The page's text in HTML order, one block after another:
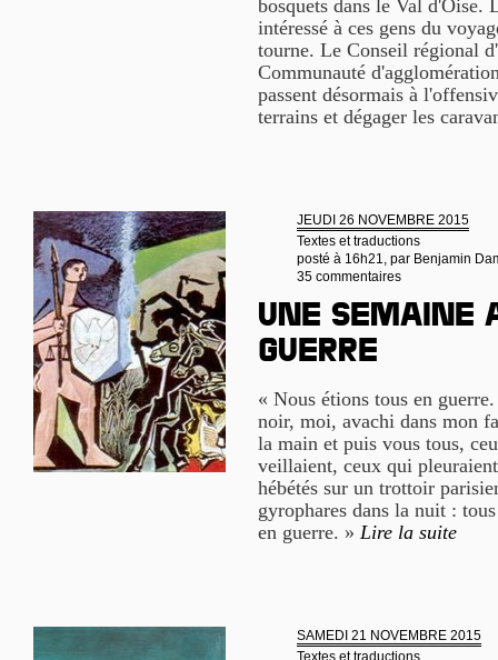
bosquets dans le Val d'Oise.
intéressé à ces gens du
tourne. Le Conseil régional
Communauté
passent désormais à
terrains et dégager les
JEUDI 26 NOVEMBRE 2015
Textes et traductions
posté à 16h21, par Benjamin
35 commentaires
Une semaine
guerre
« Nous étions tous en
noir, moi, avachi dans mon
la main et puis vous tous,
veillaient, ceux qui
hébétés sur un trottoir
gyrophares dans la nuit :
en guerre. » Lire la suite
SAMEDI 21 NOVEMBRE 2015
Textes et traductions